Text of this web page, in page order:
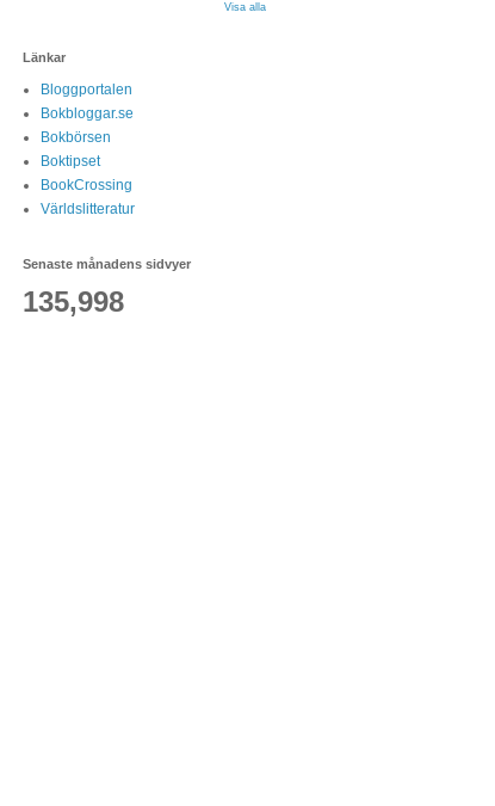
Visa alla
Länkar
Bloggportalen
Bokbloggar.se
Bokbörsen
Boktipset
BookCrossing
Världslitteratur
Senaste månadens sidvyer
135,998